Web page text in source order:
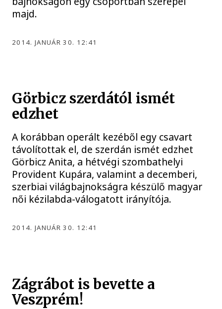
majd.
2014. JANUÁR 30. 12:41
Görbicz szerdától ismét
edzhet
A korábban operált kezéből egy csavart
távolítottak el, de szerdán ismét edzhet
Görbicz Anita, a hétvégi szombathelyi
Provident Kupára, valamint a decemberi,
szerbiai világbajnokságra készülő magyar
női kézilabda-válogatott irányítója.
2014. JANUÁR 30. 12:41
Zágrábot is bevette a
Veszprém!